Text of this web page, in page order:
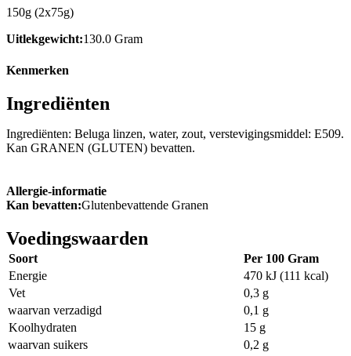
150g (2x75g)
Uitlekgewicht:130.0 Gram
Kenmerken
Ingrediënten
Ingrediënten: Beluga linzen, water, zout, verstevigingsmiddel: E509.
Kan GRANEN (GLUTEN) bevatten.
Allergie-informatie
Kan bevatten:Glutenbevattende Granen
Voedingswaarden
Soort
Per 100 Gram
Energie
470 kJ (111 kcal)
Vet
0,3 g
waarvan verzadigd
0,1 g
Koolhydraten
15 g
waarvan suikers
0,2 g